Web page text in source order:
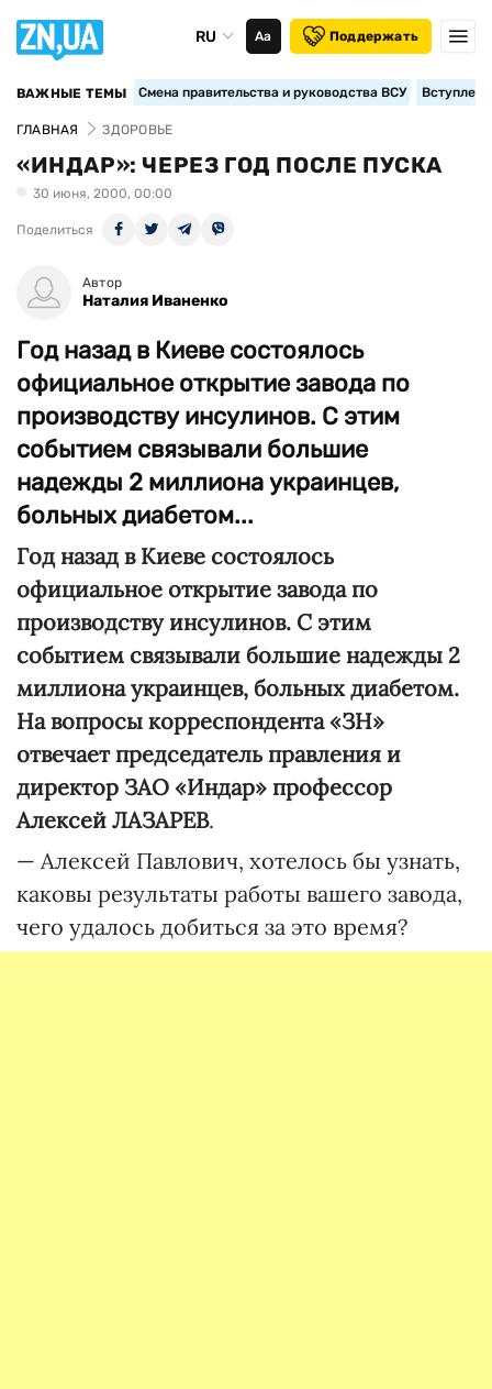
RU Аа Поддержать
ВАЖНЫЕ ТЕМЫ Смена правительства и руководства ВСУ
ГЛАВНАЯ ЗДОРОВЬЕ
«ИНДАР»: ЧЕРЕЗ ГОД ПОСЛЕ ПУСКА
30 июня, 2000, 00:00
Поделиться
Автор
Наталия Иваненко
Год назад в Киеве состоялось
официальное открытие завода по
производству инсулинов. С этим
событием связывали большие
надежды 2 миллиона украинцев,
больных диабетом...
Год назад в Киеве состоялось
официальное открытие завода по
производству инсулинов. С этим
событием связывали большие надежды 2
миллиона украинцев, больных диабетом.
На вопросы корреспондента «ЗН»
отвечает председатель правления и
директор ЗАО «Индар» профессор
Алексей ЛАЗАРЕВ.
— Алексей Павлович, хотелось бы узнать,
каковы результаты работы вашего завода,
чего удалось добиться за это время?